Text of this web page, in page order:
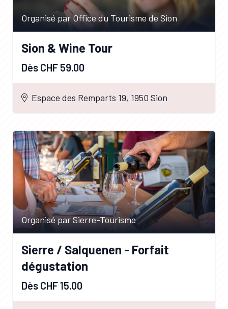
Organisé par Office du Tourisme de Sion
Sion & Wine Tour
Dès CHF 59.00
Espace des Remparts 19, 1950 Sion
Organisé par Sierre-Tourisme
Sierre / Salquenen - Forfait
dégustation
Dès CHF 15.00